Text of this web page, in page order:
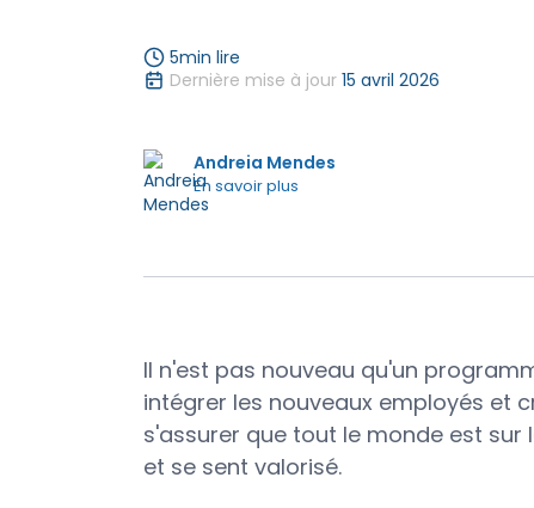
5min lire
Dernière mise à jour 15 avril 2026
Andreia Mendes
En savoir plus
Il n'est pas nouveau qu'un
intégrer les nouveaux employés et
s'assurer que tout le monde est
et se sent valorisé.